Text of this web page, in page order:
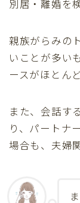
別居・離婚を
親族がらみの
いことが多い
ースがほとんど
また、会話す
り、パートナ
場合も、夫婦